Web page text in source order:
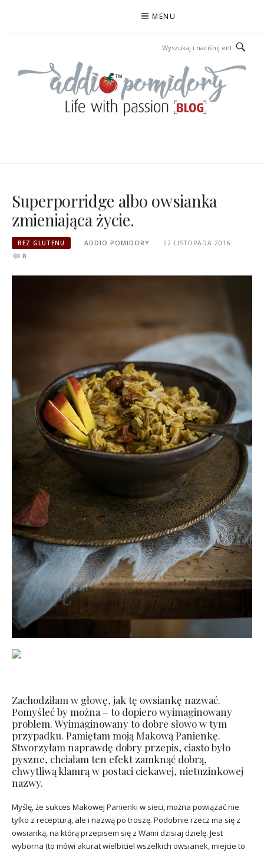
MENU
Superporridge albo owsianka
zmieniająca życie.
BEZ GLUTENU ADDIO POMIDORY
22 LISTOPADA 2016
8
Zachodziłam w głowę, jak tę owsiankę nazwać.
Pomyśleć by można – to dopiero wyimaginowany
problem. Wyimaginowany to dobre słowo w tym
przypadku. Pamiętam moją Makową Panienkę.
Stworzyłam naprawdę dobry przepis, ciasto było
pyszne, chciałam ten efekt zamknąć dobrą,
chwytliwą klamrą w postaci ciekawej, nietuzinkowej
nazwy.
Myślę, że sukces Makowej Panienki w sieci, można powiązać nie
tylko z recepturą, ale i nazwą po troszę. Podobnie rzecz ma się z
owsianką, na którą przepisem się z Wami dzisiaj dzielę. Jest
wyborna (to mówi akurat wielbiciel wszelkich owsianek, miejcie to